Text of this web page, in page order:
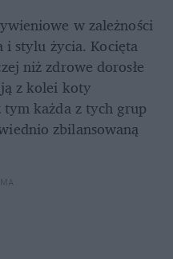
w zależności
stylu życia. Kocięta
niż zdrowe dorosłe
z kolei koty
każda z tych grup
zbilansowaną